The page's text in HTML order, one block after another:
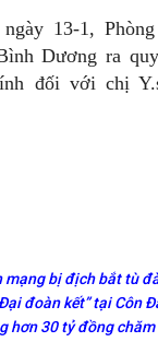
13-1,
Dương ra
đối với chị
mạng bị địch bắt tù
đoàn kết” tại Côn
hơn 30 tỷ đồng